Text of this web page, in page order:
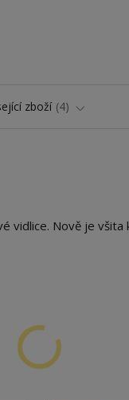
zboží 4
vidlice. Nově je všita